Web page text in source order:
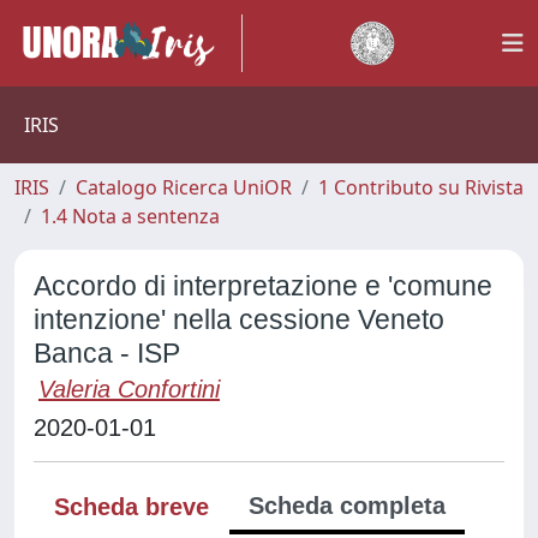
IRIS
IRIS Catalogo Ricerca UniOR
1 Contributo su Rivista
1.4 Nota a sentenza
Accordo di interpretazione e 'comune
intenzione' nella cessione Veneto
Banca - ISP
Valeria Confortini
2020-01-01
Scheda breve Scheda completa